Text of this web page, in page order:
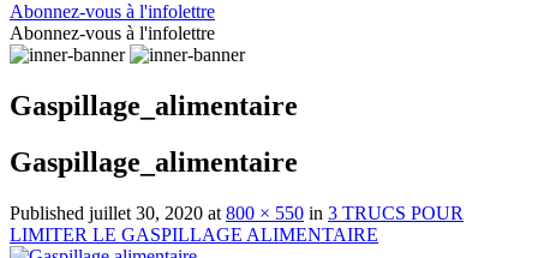
Abonnez-vous à l'infolettre
Abonnez-vous à l'infolettre
Gaspillage_alimentaire
Gaspillage_alimentaire
Published juillet 30, 2020 at 800 × 550 in 3 TRUCS POUR
LIMITER LE GASPILLAGE ALIMENTAIRE